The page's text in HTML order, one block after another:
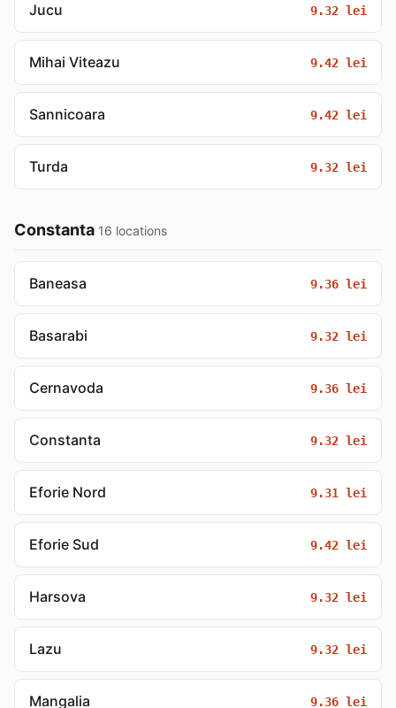
Jucu 9.32 lei
Mihai Viteazu 9.42 lei
Sannicoara 9.42 lei
Turda 9.32 lei
Constanta 16 locations
Baneasa 9.36 lei
Basarabi 9.32 lei
Cernavoda 9.36 lei
Constanta 9.32 lei
Eforie Nord 9.31 lei
Eforie Sud 9.42 lei
Harsova 9.32 lei
Lazu 9.32 lei
Mangalia 9.36 lei